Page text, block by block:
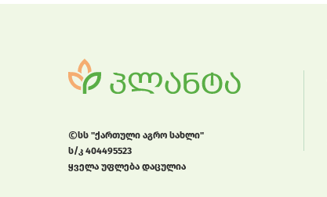
სს "ქართული აგრო სახლი"
ს/კ 404495523
ყველა უფლება დაცულია